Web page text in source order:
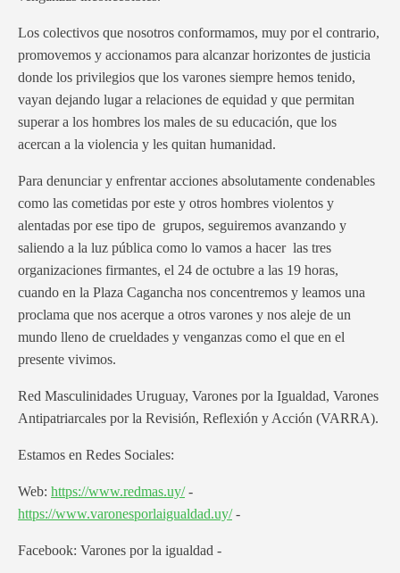
Los colectivos que nosotros conformamos, muy por el contrario,
promovemos y accionamos para alcanzar horizontes de justicia
donde los privilegios que los varones siempre hemos tenido,
vayan dejando lugar a relaciones de equidad y que permitan
superar a los hombres los males de su educación, que los
acercan a la violencia y les quitan humanidad.
Para denunciar y enfrentar acciones absolutamente condenables
como las cometidas por este y otros hombres violentos y
alentadas por ese tipo de grupos, seguiremos avanzando y
saliendo a la luz pública como lo vamos a hacer las tres
organizaciones firmantes, el 24 de octubre a las 19 horas,
cuando en la Plaza Cagancha nos concentremos y leamos una
proclama que nos acerque a otros varones y nos aleje de un
mundo lleno de crueldades y venganzas como el que en el
presente vivimos.
Red Masculinidades Uruguay, Varones por la Igualdad, Varones
Antipatriarcales por la Revisión, Reflexión y Acción (VARRA).
Estamos en Redes Sociales:
Web: https://www.redmas.uy/-
https://www.varonesporlaigualdad.uy/-
Facebook: Varones por la igualdad -